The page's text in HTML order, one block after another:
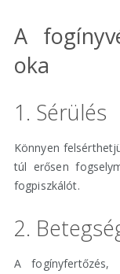
A
oka
1. Sérülés
Könnyen
túl erősen
fogpiszkálót.
2.
A fogínyfertőzés,